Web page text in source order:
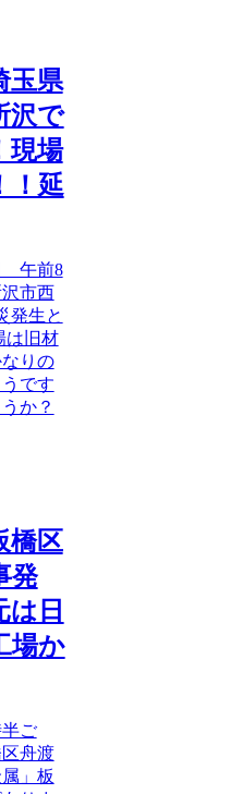
玉県
沢で
現場
！延
午前8
市西
発生と
は旧材
りの
です
か？
橋区
発
は日
場か
ご
舟渡
」板